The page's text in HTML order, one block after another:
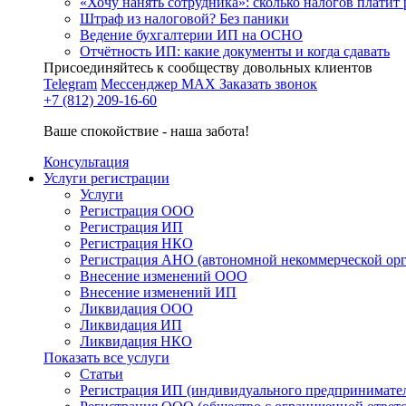
Штраф из налоговой? Без паники
Ведение бухгалтерии ИП на ОСНО
Отчётность ИП: какие документы и когда сдавать
Присоединяйтесь к сообществу довольных клиентов
Telegram Мессенджер MAX Заказать звонок
+7 (812) 209-16-60
Ваше спокойствие - наша забота!
Консультация
Услуги регистрации
Услуги
Регистрация ООО
Регистрация ИП
Регистрация НКО
Регистрация АНО (автономной некоммерческой
Внесение изменений ООО
Внесение изменений ИП
Ликвидация ООО
Ликвидация ИП
Ликвидация НКО
Показать все услуги
Статьи
Регистрация ИП (индивидуального